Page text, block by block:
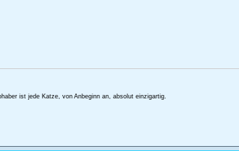
ist jede Katze, von Anbeginn an, absolut einzigartig.